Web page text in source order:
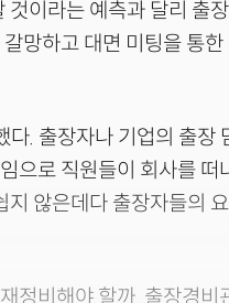
이라는 예측과 달리 출
망하고 대면 미팅을 통
. 출장자나 기업의 출장
으로 직원들이 회사를 떠
않은데다 출장자들의
정비해야 할까. 출장경비